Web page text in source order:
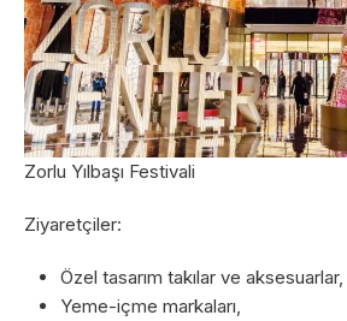
Zorlu Yılbaşı Festivali
Ziyaretçiler:
Özel tasarım takılar ve aksesuarlar,
Yeme-içme markaları,